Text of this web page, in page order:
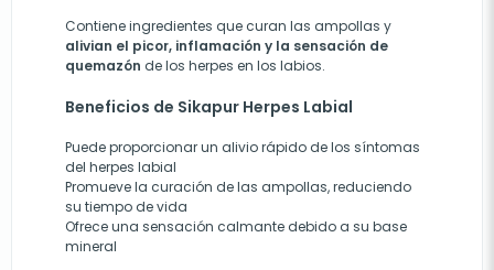
Contiene ingredientes que curan las ampollas y
alivian el picor, inflamación y la sensación de
quemazón de los herpes en los labios.
Beneficios de Sikapur Herpes Labial
Puede proporcionar un alivio rápido de los síntomas
del herpes labial
Promueve la curación de las ampollas, reduciendo
su tiempo de vida​
Ofrece una sensación calmante debido a su base
mineral​